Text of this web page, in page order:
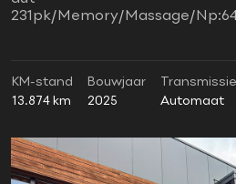
231pk/Memory/Massage/
KM-stand
13.874 km
Bouwjaar
2025
Transmissie
Automaat